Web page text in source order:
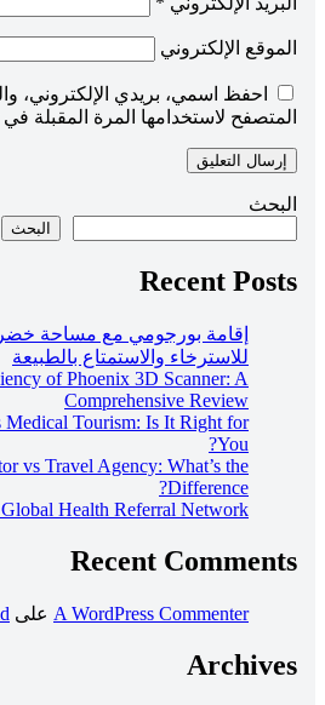
الموقع الإلكتروني
احفظ اسمي، بريدي الإلكتروني،
المتصفح لاستخدامها المرة المقبلة في
البحث
البحث
Recent Posts
إقامة بورجومي مع مساحة خضراء:
للاسترخاء والاستمتاع بالطبيعة
of Phoenix 3D Scanner: A
Comprehensive Review
Medical Tourism: Is It Right for
You?
vs Travel Agency: What’s the
Difference?
a Global Health Referral Network
Recent Comments
A WordPress Commenterعلى
Archives